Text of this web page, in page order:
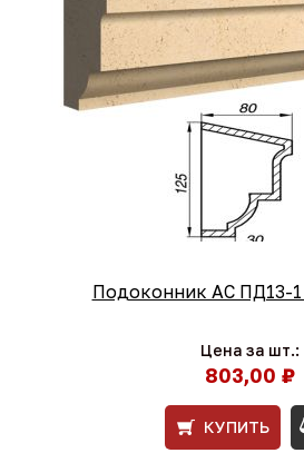
Подоконник АС ПД13-
Цена за шт.:
803,00 ₽
КУПИТЬ